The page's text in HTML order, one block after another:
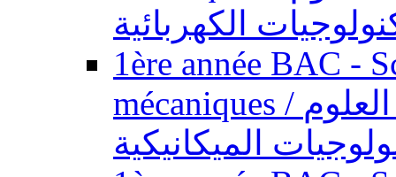
الكهربائية
1ère année BAC -
mécaniques / السنة الأولى باكالوريا - العلوم
الميكانيكية